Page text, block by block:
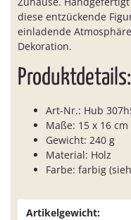
diese entzückende
einladende
Dekoration.
Produktdetails:
Art-Nr.: Hub
Maße: 15 x 16 cm
Gewicht: 240 g
Material: Holz
Farbe: farbig
Artikelgewicht: